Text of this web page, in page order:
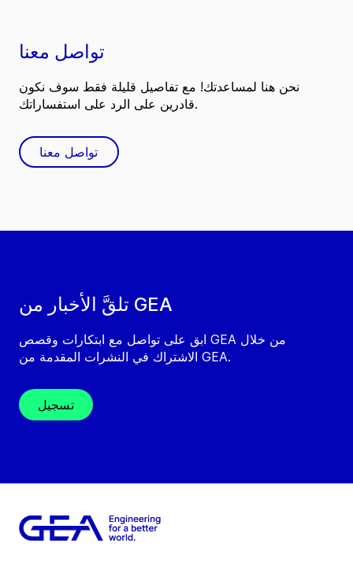
تلقَّ الأخبار من GEA
ابق على تواصل مع ابتكارات وقصص GEA من خلال
الاشتراك في النشرات المقدمة من GEA.
تسجيل
تواصل معنا
نحن هنا لمساعدتك! مع تفاصيل قليلة فقط سوف نكون
قادرين على الرد على استفساراتك.
تواصل معنا